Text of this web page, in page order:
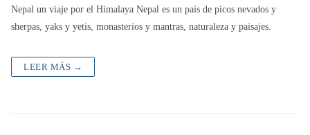
Nepal un viaje por el Himalaya Nepal es un país de picos nevados y
sherpas, yaks y yetis, monasterios y mantras, naturaleza y paisajes.
LEER MÁS →